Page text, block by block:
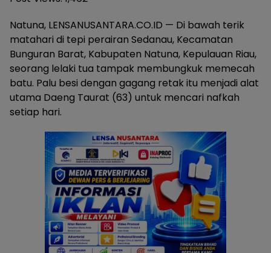
Natuna, LENSANUSANTARA.CO.ID — Di bawah terik
matahari di tepi perairan Sedanau, Kecamatan
Bunguran Barat, Kabupaten Natuna, Kepulauan Riau,
seorang lelaki tua tampak membungkuk memecah
batu. Palu besi dengan gagang retak itu menjadi alat
utama Daeng Taurat (63) untuk mencari nafkah
setiap hari.